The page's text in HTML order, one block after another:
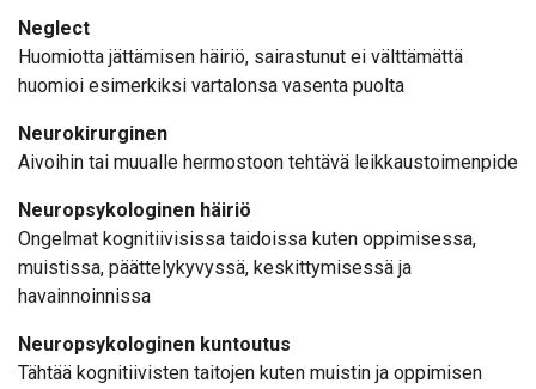
Neglect
Huomiotta jättämisen häiriö, sairastunut ei välttämättä
huomioi esimerkiksi vartalonsa vasenta puolta
Neurokirurginen
Aivoihin tai muualle hermostoon tehtävä leikkaustoimenpide
Neuropsykologinen häiriö
Ongelmat kognitiivisissa taidoissa kuten oppimisessa,
muistissa, päättelykyvyssä, keskittymisessä ja
havainnoinnissa
Neuropsykologinen kuntoutus
Tähtää kognitiivisten taitojen kuten muistin ja oppimisen